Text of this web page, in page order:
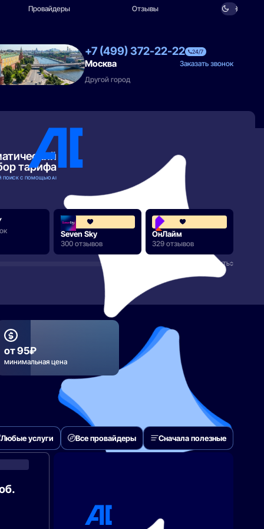
Провайдеры Отзывы
+7 (499) 372-22-22 24/7
Москва
Заказать звонок
Другой город
тарифа
ПОИСК С ПОМОЩЬЮ AI
4.4
Seven Sky
300 отзывов
ОнЛайм
329 отзывов
РАЗВЕРНУТЬ
от 95₽
минимальная цена
Любые услуги Все провайдеры Сначала полезные